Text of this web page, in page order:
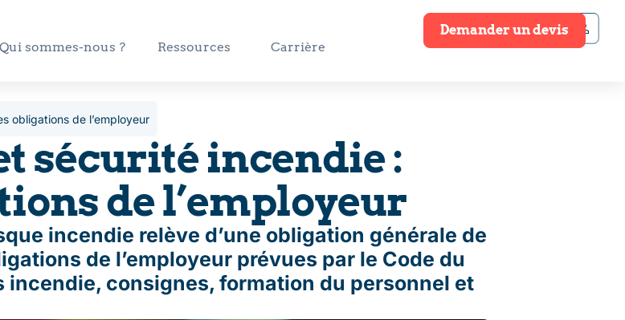
Qui sommes-nous ? Ressources Carrière
Demander un devis
obligations de l’employeur
sécurité incendie :
de l’employeur
incendie relève d’une obligation générale de
de l’employeur prévues par le Code du
consignes, formation du personnel et